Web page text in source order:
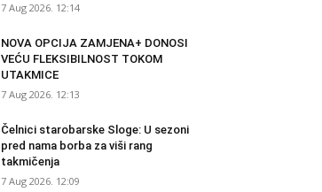
7 Aug 2026. 12:14
NOVA OPCIJA ZAMJENA+ DONOSI
VEĆU FLEKSIBILNOST TOKOM
UTAKMICE
7 Aug 2026. 12:13
Čelnici starobarske Sloge: U sezoni
pred nama borba za viši rang
takmičenja
7 Aug 2026. 12:09